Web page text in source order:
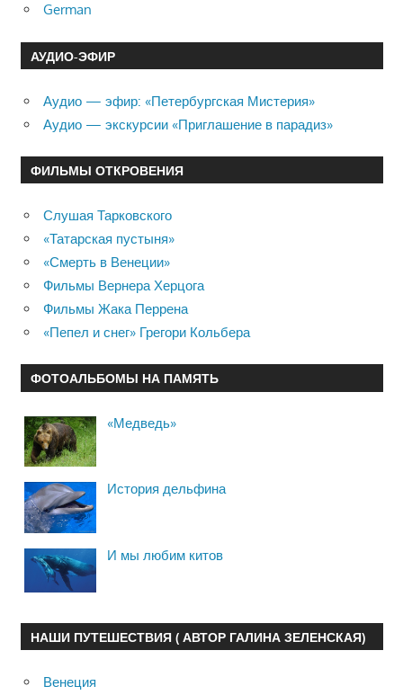
German
АУДИО-ЭФИР
Аудио — эфир: «Петербургская Мистерия»
Аудио — экскурсии «Приглашение в парадиз»
ФИЛЬМЫ ОТКРОВЕНИЯ
Слушая Тарковского
«Татарская пустыня»
«Смерть в Венеции»
Фильмы Вернера Херцога
Фильмы Жака Перрена
«Пепел и снег» Грегори Кольбера
ФОТОАЛЬБОМЫ НА ПАМЯТЬ
«Медведь»
История дельфина
И мы любим китов
НАШИ ПУТЕШЕСТВИЯ ( АВТОР ГАЛИНА ЗЕЛЕНСКАЯ)
Венеция